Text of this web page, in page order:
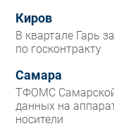
Киров
В квартале Гарь
по госконтракту
Самара
ТФОМС Самарской
данных на
носители